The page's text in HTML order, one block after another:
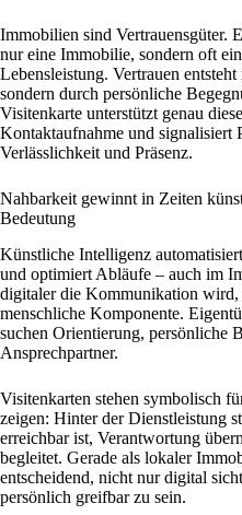
Immobilien sind Vertrauensgüter.
nur eine Immobilie, sondern oft
Lebensleistung. Vertrauen
sondern durch persönliche
Visitenkarte unterstützt genau
Kontaktaufnahme und signalisiert
Verlässlichkeit und Präsenz.
Nahbarkeit gewinnt in Zeiten
Bedeutung
Künstliche Intelligenz
und optimiert Abläufe – auch im
digitaler die Kommunikation
menschliche Komponente.
suchen Orientierung, persönliche
Ansprechpartner.
Visitenkarten stehen symbolisch
zeigen: Hinter der Dienstleistung
erreichbar ist, Verantwortung
begleitet. Gerade als lokaler
entscheidend, nicht nur digital
persönlich greifbar zu sein.